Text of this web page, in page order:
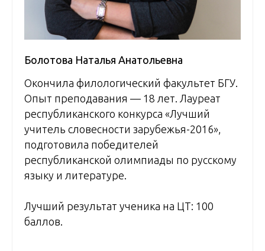
Болотова Наталья Анатольевна
Окончила филологический факультет БГУ.
Опыт преподавания — 18 лет. Лауреат
республиканского конкурса «Лучший
учитель словесности зарубежья-2016»,
подготовила победителей
республиканской олимпиады по русскому
языку и литературе.
Лучший результат ученика на ЦТ: 100
баллов.